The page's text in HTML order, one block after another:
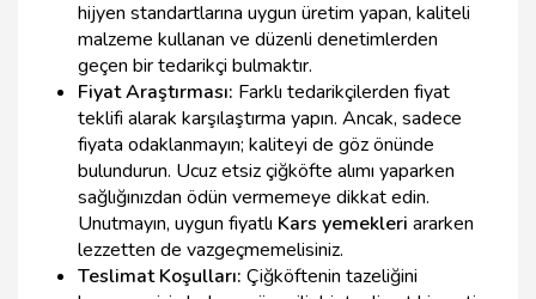
hijyen standartlarına uygun üretim yapan, kaliteli
malzeme kullanan ve düzenli denetimlerden
geçen bir tedarikçi bulmaktır.
Fiyat Araştırması: Farklı tedarikçilerden fiyat
teklifi alarak karşılaştırma yapın. Ancak, sadece
fiyata odaklanmayın; kaliteyi de göz önünde
bulundurun. Ucuz etsiz çiğköfte alımı yaparken
sağlığınızdan ödün vermemeye dikkat edin.
Unutmayın, uygun fiyatlı Kars yemekleri ararken
lezzetten de vazgeçmemelisiniz.
Teslimat Koşulları: Çiğköftenin tazeliğini